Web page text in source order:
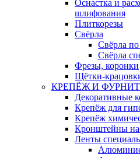
Оснастка и
шлифования
Плиткорезы
Свёрла
Свёрла
Свёрла
Фрезы, коронки
Щётки-
КРЕПЁЖ И
Декоративные
Крепёж для
Крепёж
Кронштейны
Ленты